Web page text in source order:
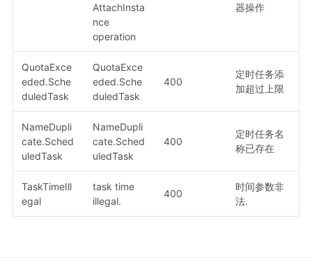
AttachInsta
nce
operation
器操作
QuotaExce
eded.Sche
duledTask
QuotaExce
eded.Sche
duledTask
400
定时任务添
加超过上限
NameDupli
cate.Sched
uledTask
NameDupli
cate.Sched
uledTask
400
定时任务名
称已存在
TaskTimeIll
egal
task time
illegal.
400
时间参数非
法.